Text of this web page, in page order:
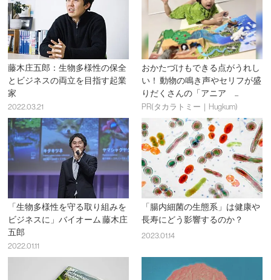
藤木庄五郎：生物多様性の保全
とビジネスの両立を目指す起業
家
2022.03.21
おかたづけもできる点がうれし
い！ 動物の鳴き声やセリフが盛
りだくさんの「アニア ...
PR(タカラトミー｜Hugkum)
「生物多様性を守る取り組みを
ビジネスに」バイオーム 藤木庄
五郎
2022.01.11
「腸内細菌の生態系」は健康や
長寿にどう影響するのか？
2023.01.14